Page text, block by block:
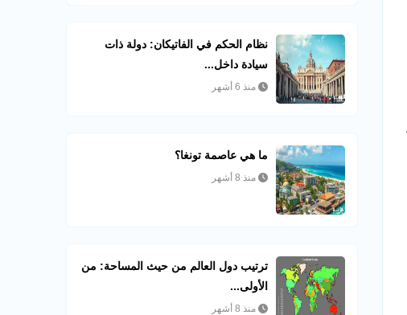
نظام الحكم في الفاتيكان: دولة ذات
سيادة داخل...
منذ 6 أشهر
ما هي عاصمة تونغا؟
منذ 8 أشهر
ترتيب دول العالم من حيث المساحة: من
الأولى...
منذ 8 أشهر